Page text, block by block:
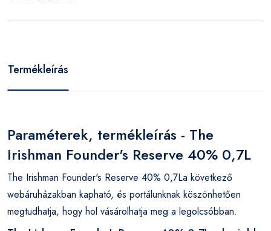
Termékleírás
Paraméterek, termékleírás - The
Irishman Founder's Reserve 40% 0,7L
The Irishman Founder's Reserve 40% 0,7La következő
webáruházakban kapható, és portálunknak köszönhetően
megtudhatja, hogy hol vásárolhatja meg a legolcsóbban.